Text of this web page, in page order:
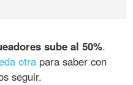
sube al 50%.
otra para saber con
seguir.